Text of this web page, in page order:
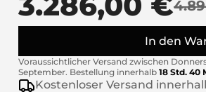
In den
Voraussichtlicher Versand zwischen
September. Bestellung innerhalb 18 Std. 40
Kostenloser Versand